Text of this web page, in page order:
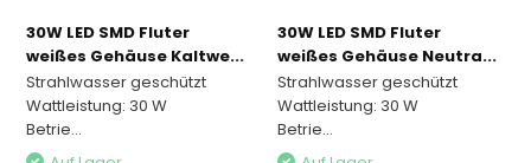
30W LED SMD Fluter
weißes Gehäuse Kaltwe...
Strahlwasser geschützt
Wattleistung: 30 W
Betrie...
30W LED SMD Fluter
weißes Gehäuse Neutra...
Strahlwasser geschützt
Wattleistung: 30 W
Betrie...